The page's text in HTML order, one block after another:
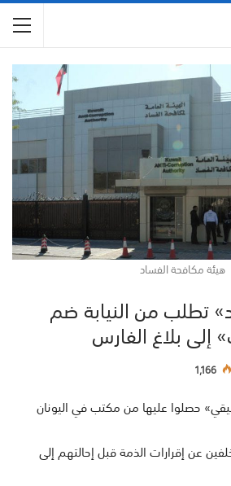
هيئة مكافحة الفساد
تطلب من النيابة ضم
إلى بلاغ الفارس
1,166
حصلوا عليها من مكتب في اليونان
عن إقرارات الذمة قبل إحالتهم إلى